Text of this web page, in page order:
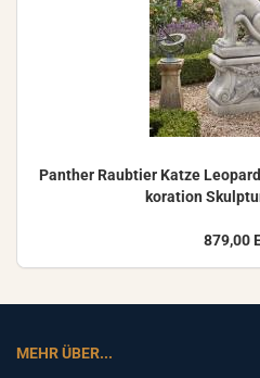
Pan­ther Raub­tier Katze
ko­ra­ti­on
879,00
MEHR ÜBER...